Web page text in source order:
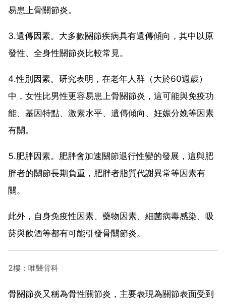
易患上骨關節炎。
3.遺傳因素。大多數關節疾病具有遺傳傾向，其中以原
發性、全身性關節炎比較常見。
4.性別因素。研究表明，在老年人群（大於60週歲）
中，女性比男性更容易患上骨關節炎，這可能與免疫功
能、基因特點、激素水平、遺傳傾向、妊娠分娩等因素
有關。
5.肥胖因素。肥胖會加速關節退行性變的發展，這與肥
胖者的關節長期負重，肥胖者脂質代謝異常等因素有
關。
此外，自身免疫性因素、藥物因素、細菌病毒感染、吸
菸與飲酒等都有可能引發骨關節炎。
2樓：唯醫骨科
骨關節炎又稱為骨性關節炎，主要表現為關節表面受到